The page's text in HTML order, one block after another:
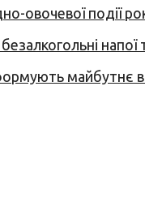
овочевої події
напої
майбутнє